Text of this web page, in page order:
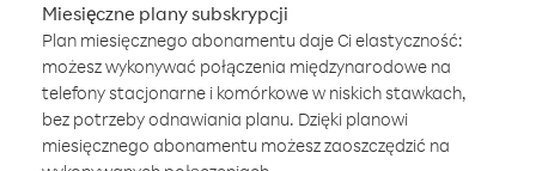
Miesięczne plany subskrypcji
Plan miesięcznego abonamentu daje Ci elastyczność:
możesz wykonywać połączenia międzynarodowe na
telefony stacjonarne i komórkowe w niskich stawkach,
bez potrzeby odnawiania planu. Dzięki planowi
miesięcznego abonamentu możesz zaoszczędzić na